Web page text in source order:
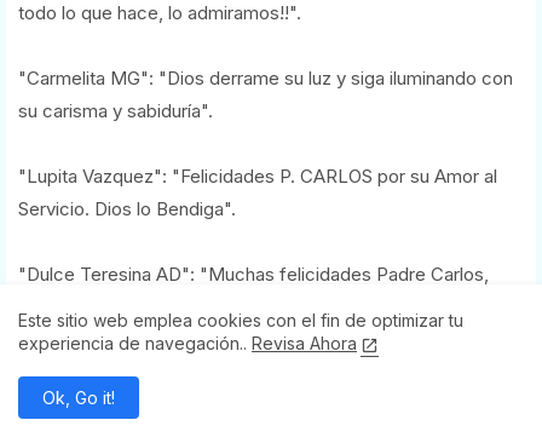
todo lo que hace, lo admiramos!!".
"Carmelita MG": "Dios derrame su luz y siga iluminando con
su carisma y sabiduría".
"Lupita Vazquez": "Felicidades P. CARLOS por su Amor al
Servicio. Dios lo Bendiga".
"Dulce Teresina AD": "Muchas felicidades Padre Carlos,
"Hilda Carranza Montes": "Gracias Pbro. Carlos Sandoval
Rangel por su Sí a ÉL... felicidades en su 36 aniversario".
Este sitio web emplea cookies con el fin de optimizar tu
experiencia de navegación.. Revisa Ahora
Ok, Go it!